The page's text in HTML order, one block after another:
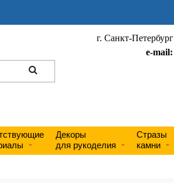
г. Санкт-Петербург
e-mail:
Декоры
для рукоделия
Стразы
камни